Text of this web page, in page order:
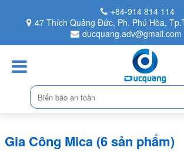
+84-914 814 114
47 Thích Quảng Đức, Ph. Phú Hòa,
ducquang.adv@gmail.com
Gia Công Mica (6 sản phẩm)